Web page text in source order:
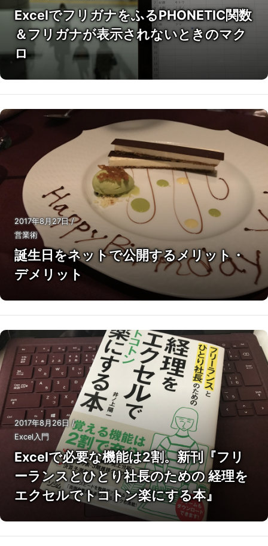
ExcelでフリガナをふるPHONETIC関数
＆フリガナが表示されないときのマク
ロ
2017年8月27日/
営業術
誕生日をネットで公開するメリット・
デメリット
2017年8月26日/
Excel入門
Excelで必要な機能は2割。新刊『フリ
ーランスとひとり社長のための 経理を
エクセルでトコトン楽にする本』